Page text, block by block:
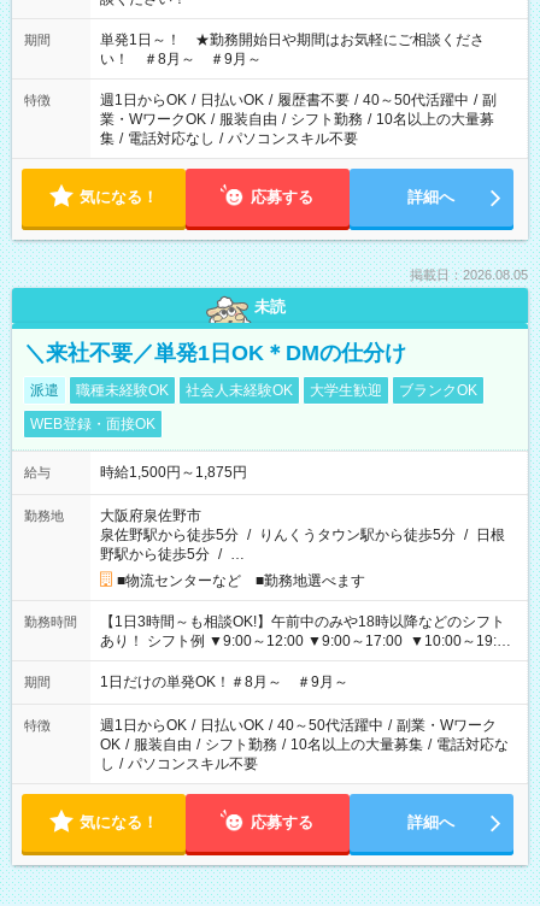
期間
単発1日～！ ★勤務開始日や期間はお気軽にご相談くださ
い！ ＃8月～ ＃9月～
特徴 週1日からOK / 日払いOK / 履歴書不要 / 40～50代活躍中 / 副
業・WワークOK / 服装自由 / シフト勤務 / 10名以上の大量募
集 / 電話対応なし / パソコンスキル不要
気になる！ 応募する 詳細へ
掲載日：2026.08.05
未読
＼来社不要／単発1日OK＊DMの仕分け
派遣 職種未経験OK 社会人未経験OK 大学生歓迎
ブランクOK
WEB登録・面接OK
給与 時給1,500円～1,875円
勤務地
大阪府泉佐野市
泉佐野駅から徒歩5分 / りんくうタウン駅から徒歩5分 / 日根
野駅から徒歩5分 / …
■物流センターなど ■勤務地選べます
勤務時間
【1日3時間～も相談OK!】午前中のみや18時以降などのシフト
あり！ シフト例 ▼9:00～12:00 ▼9:00～17:00 ▼10:00～19:00
▼18:00～21:00
期間 1日だけの単発OK！＃8月～ ＃9月～
特徴 週1日からOK / 日払いOK / 40～50代活躍中 / 副業・Wワーク
OK / 服装自由 / シフト勤務 / 10名以上の大量募集 / 電話対応な
し / パソコンスキル不要
気になる！ 応募する 詳細へ